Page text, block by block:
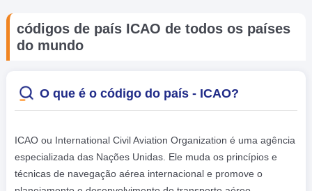
códigos de país ICAO de todos os países
do mundo
O que é o código do país - ICAO?
ICAO ou International Civil Aviation Organization é uma agência
especializada das Nações Unidas. Ele muda os princípios e
técnicas de navegação aérea internacional e promove o